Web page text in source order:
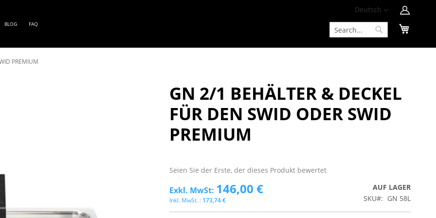
Zum
springen
Sprache
Deutsch
Mein
Suche
BLOG FAQ
PREMIUM
GN 2/1 BEHÄLTER & DECKEL
FÜR DEN SWID ODER SWID
PREMIUM
Seien Sie der Erste, der dieses Produkt bewertet
173,74 €
146,00 €
AUF LAGER
SKU
GN 58L
Anfang
Bildgalerie
springen